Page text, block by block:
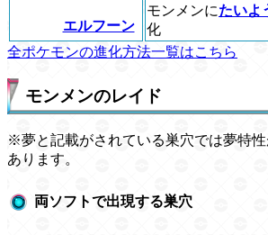
エルフーン
モンメンにたいよ
化
全ポケモンの進化方法一覧はこちら
モンメンのレイド
※夢と記載がされている巣穴では夢特
あります。
両ソフトで出現する巣穴